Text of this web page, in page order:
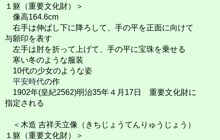
１躯（重要文化財）＞
像高164.6cm
右手は伸ばし下に降ろして、手の平を正面に向けて
与願印を表す
左手は肘を折って上げて、手の平に宝珠を乗せる
寒い冬のような服装
10代の少女のような姿
平安時代の作
1902年(皇紀2562)明治35年４月17日 重要文化財に
指定される
＜木造 吉祥天立像（きちじょうてんりゅうじょう）
１躯（重要文化財）＞